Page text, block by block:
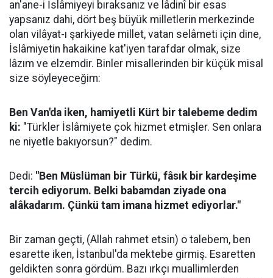
an'ane-i İslâmiyeyi bıraksanız ve lâdinî bir esas
yapsanız dahi, dört beş büyük milletlerin merkezinde
olan vilâyat-ı şarkiyede millet, vatan selâmeti için dine,
İslâmiyetin hakaikine kat'iyen tarafdar olmak, size
lâzım ve elzemdir. Binler misallerinden bir küçük misal
size söyleyeceğim:
Ben Van'da iken, hamiyetli Kürt bir talebeme dedim
ki: "Türkler İslâmiyete çok hizmet etmişler. Sen onlara
ne niyetle bakıyorsun?" dedim.
Dedi: "Ben Müslüman bir Türkü, fâsık bir kardeşime
tercih ediyorum. Belki babamdan ziyade ona
alâkadarım. Çünkü tam imana hizmet ediyorlar."
Bir zaman geçti, (Allah rahmet etsin) o talebem, ben
esarette iken, İstanbul'da mektebe girmiş. Esaretten
geldikten sonra gördüm. Bazı ırkçı muallimlerden